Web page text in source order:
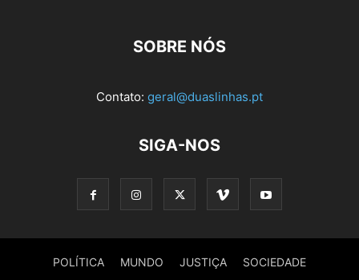
SOBRE NÓS
Contato: geral@duaslinhas.pt
SIGA-NOS
POLÍTICA MUNDO JUSTIÇA SOCIEDADE